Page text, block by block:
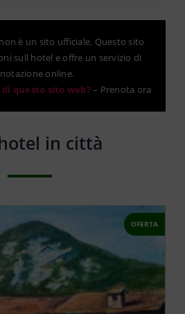
è un sito ufficiale. Questo sito
sull hotel e offre un servizio di
online.
questo sito web?– Prenota ora
in città
OFERTA